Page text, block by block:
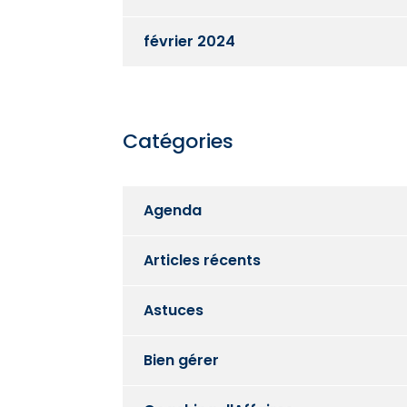
février 2024
Catégories
Agenda
Articles récents
Astuces
Bien gérer